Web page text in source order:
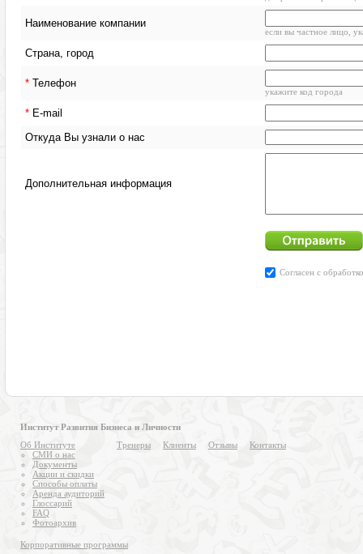
Институт Развития Бизнеса и Личности
Об Институте
СМИ о нас
Документы
Акции и скидки
Способы оплаты
Аренда аудиторий
Глоссарий
FAQ
Фотоархив
Тренеры Клиенты Отзывы Контакты
Корпоративные программы